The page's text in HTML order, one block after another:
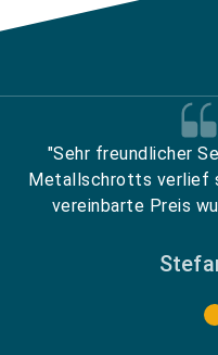
"Sehr freundlicher
Metallschrotts verlief
vereinbarte Preis